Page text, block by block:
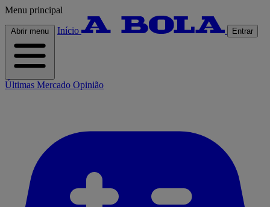
Menu principal
Abrir menu Início Entrar
Últimas Mercado Opinião